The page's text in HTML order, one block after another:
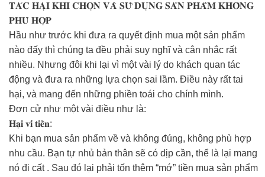
𝐓𝐀́𝐂 𝐇𝐀̣𝐈 𝐊𝐇𝐈 𝐂𝐇𝐎̣𝐍 𝐕𝐀̀ 𝐒𝐔̛̃ 𝐃𝐔̣𝐍𝐆 𝐒𝐀̉𝐍 𝐏𝐇𝐀̂̉𝐌 𝐊𝐇𝐎̂𝐍𝐆
𝐏𝐇𝐔̀ 𝐇𝐎̛̣𝐏
Hầu như trước khi đưa ra quyết định mua một sản phẩm
nào đấy thì chúng ta đều phải suy nghĩ và cân nhắc rất
nhiều. Nhưng đôi khi lại vì một vài lý do khách quan tác
động và đưa ra những lựa chọn sai lầm. Điều này rất tai
hại, và mang đến những phiền toái cho chính mình.
Đơn cử như một vài điều như là:
𝐇𝐚̣𝐢 𝐯𝐢́ 𝐭𝐢𝐞̂̀𝐧:
Khi bạn mua sản phẩm về và không đúng, không phù hợp
nhu cầu. Bạn tự nhủ bản thân sẽ có dịp cần, thể là lại mang
nó đi cất . Sau đó lại phải tốn thêm “mớ” tiền mua sản phẩm